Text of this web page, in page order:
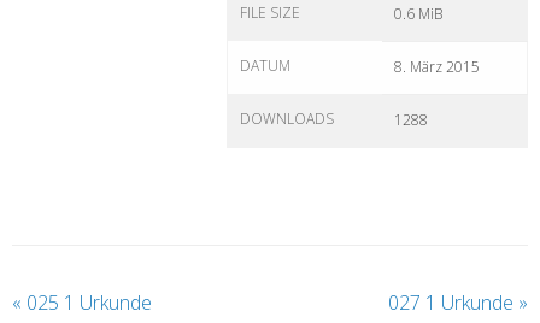
FILE SIZE 0.6 MiB
DATUM 8. März 2015
DOWNLOADS 1288
« 025 1 Urkunde 027 1 Urkunde »